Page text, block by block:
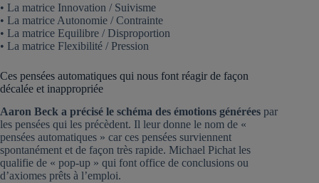
• La matrice Innovation / Suivisme
• La matrice Autonomie / Contrainte
• La matrice Equilibre / Disproportion
• La matrice Flexibilité / Pression
Ces pensées automatiques qui nous font réagir de façon
décalée et inappropriée
Aaron Beck a précisé le schéma des émotions générées par
les pensées qui les précèdent. Il leur donne le nom de «
pensées automatiques » car ces pensées surviennent
spontanément et de façon très rapide. Michael Pichat les
qualifie de « pop-up » qui font office de conclusions ou
d’axiomes prêts à l’emploi.